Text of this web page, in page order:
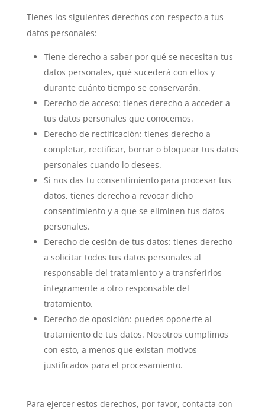
Tienes los siguientes derechos con respecto a tus
datos personales:
Tiene derecho a saber por qué se necesitan tus
datos personales, qué sucederá con ellos y
durante cuánto tiempo se conservarán.
Derecho de acceso: tienes derecho a acceder a
tus datos personales que conocemos.
Derecho de rectificación: tienes derecho a
completar, rectificar, borrar o bloquear tus datos
personales cuando lo desees.
Si nos das tu consentimiento para procesar tus
datos, tienes derecho a revocar dicho
consentimiento y a que se eliminen tus datos
personales.
Derecho de cesión de tus datos: tienes derecho
a solicitar todos tus datos personales al
responsable del tratamiento y a transferirlos
íntegramente a otro responsable del
tratamiento.
Derecho de oposición: puedes oponerte al
tratamiento de tus datos. Nosotros cumplimos
con esto, a menos que existan motivos
justificados para el procesamiento.
Para ejercer estos derechos, por favor, contacta con